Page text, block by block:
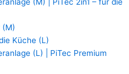
(M)
Küche (L)
(L) | PiTec Premium